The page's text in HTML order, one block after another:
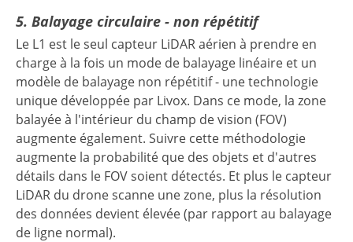
5. Balayage circulaire - non répétitif
Le L1 est le seul capteur LiDAR aérien à prendre en
charge à la fois un mode de balayage linéaire et un
modèle de balayage non répétitif - une technologie
unique développée par Livox. Dans ce mode, la zone
balayée à l'intérieur du champ de vision (FOV)
augmente également. Suivre cette méthodologie
augmente la probabilité que des objets et d'autres
détails dans le FOV soient détectés. Et plus le capteur
LiDAR du drone scanne une zone, plus la résolution
des données devient élevée (par rapport au balayage
de ligne normal).